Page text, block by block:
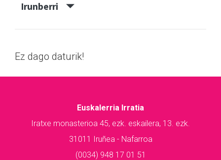
Irunberri
Ez dago daturik!
Euskalerria Irratia
Iratxe monasterioa 45, ezk. eskailera, 13. ezk.
31011 Iruñea - Nafarroa
(0034) 948 17 01 51